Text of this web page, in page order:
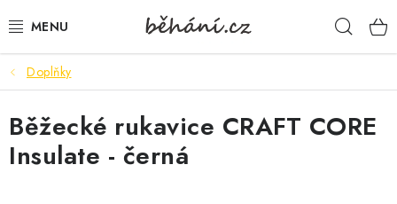
na
BOTY PÁNSKÉ
BOTY DÁMSKÉ
PÁNSKÉ OBLEČENÍ
Doplňky
Běžecké rukavice CRAFT CORE
Insulate - černá